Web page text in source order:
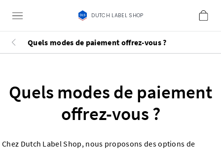
DUTCH LABEL SHOP
Quels modes de paiement offrez-vous ?
Quels modes de paiement
offrez-vous ?
Chez Dutch Label Shop, nous proposons des options de